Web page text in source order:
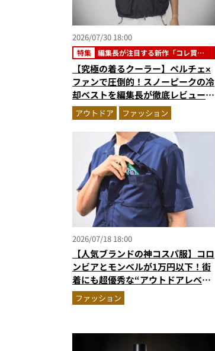
2026/07/30 18:00
特集
編集長が注目する新作「コレ買い
です」
【究極の着るクーラー】ペルチェ×
ファンで圧倒的！スノーピークの冷
却ベストを編集長が徹底レビュー。
炎天下でも“寒さ”を味わえる本気
のギア『コレ買いです』Vol.172
アウトドア ファッション
2026/07/18 18:00
【人気ブランドの神コスパ服】コロ
ンビアとモンベルが1万円以下！街
着にも超優秀な“アウトドアレベ
ル”の高機能ウエア2選を徹底解説
ファッション